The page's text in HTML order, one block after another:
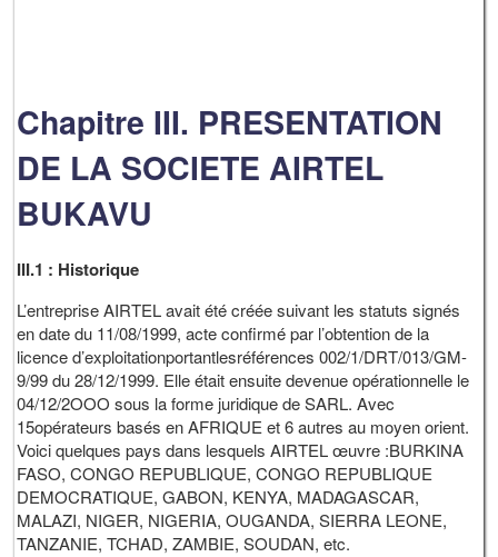
Chapitre III. PRESENTATION
DE LA SOCIETE AIRTEL
BUKAVU
III.1 : Historique
L’entreprise AIRTEL avait été créée suivant les statuts signés
en date du 11/08/1999, acte confirmé par l’obtention de la
licence d’exploitationportantlesréférences 002/1/DRT/013/GM-
9/99 du 28/12/1999. Elle était ensuite devenue opérationnelle le
04/12/2OOO sous la forme juridique de SARL. Avec
15opérateurs basés en AFRIQUE et 6 autres au moyen orient.
Voici quelques pays dans lesquels AIRTEL œuvre :BURKINA
FASO, CONGO REPUBLIQUE, CONGO REPUBLIQUE
DEMOCRATIQUE, GABON, KENYA, MADAGASCAR,
MALAZI, NIGER, NIGERIA, OUGANDA, SIERRA LEONE,
TANZANIE, TCHAD, ZAMBIE, SOUDAN, etc.